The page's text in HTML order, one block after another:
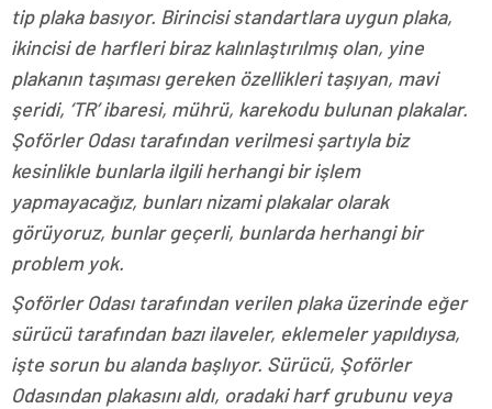
tip plaka basıyor. Birincisi standartlara uygun plaka,
ikincisi de harfleri biraz kalınlaştırılmış olan, yine
plakanın taşıması gereken özellikleri taşıyan, mavi
şeridi, ‘TR’ ibaresi, mührü, karekodu bulunan plakalar.
Şoförler Odası tarafından verilmesi şartıyla biz
kesinlikle bunlarla ilgili herhangi bir işlem
yapmayacağız, bunları nizami plakalar olarak
görüyoruz, bunlar geçerli, bunlarda herhangi bir
problem yok.
Şoförler Odası tarafından verilen plaka üzerinde eğer
sürücü tarafından bazı ilaveler, eklemeler yapıldıysa,
işte sorun bu alanda başlıyor. Sürücü, Şoförler
Odasından plakasını aldı, oradaki harf grubunu veya